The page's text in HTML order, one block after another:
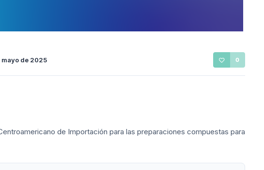
mayo de 2025 0
de Importación para las preparaciones compuestas para